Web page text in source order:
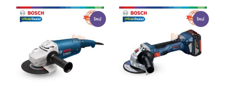
ใหม่ ใหม่